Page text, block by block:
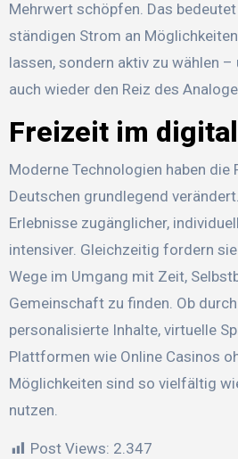
Mehrwert schöpfen. Das
ständigen Strom an
lassen, sondern aktiv zu wählen
auch wieder den Reiz des
Freizeit im
Moderne Technologien haben
Deutschen grundlegend
Erlebnisse zugänglicher,
intensiver. Gleichzeitig fordern
Wege im Umgang mit Zeit,
Gemeinschaft zu finden. Ob
personalisierte Inhalte, virtuelle
Plattformen wie Online Casinos
Möglichkeiten sind so vielfältig
nutzen.
Post Views: 2.347